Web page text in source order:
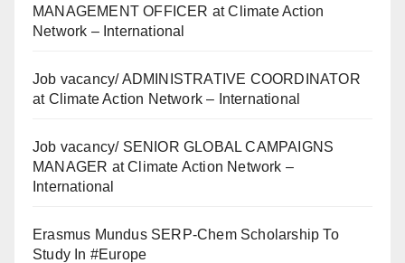
MANAGEMENT OFFICER at Climate Action
Network – International
Job vacancy/ ADMINISTRATIVE COORDINATOR
at Climate Action Network – International
Job vacancy/ SENIOR GLOBAL CAMPAIGNS
MANAGER at Climate Action Network –
International
Erasmus Mundus SERP-Chem Scholarship To
Study In #Europe